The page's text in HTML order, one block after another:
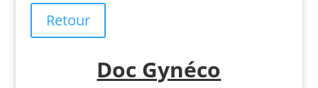
Retour
Doc Gynéco